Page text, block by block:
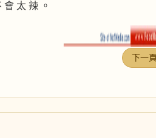
太 辣 。
下一
下一頁